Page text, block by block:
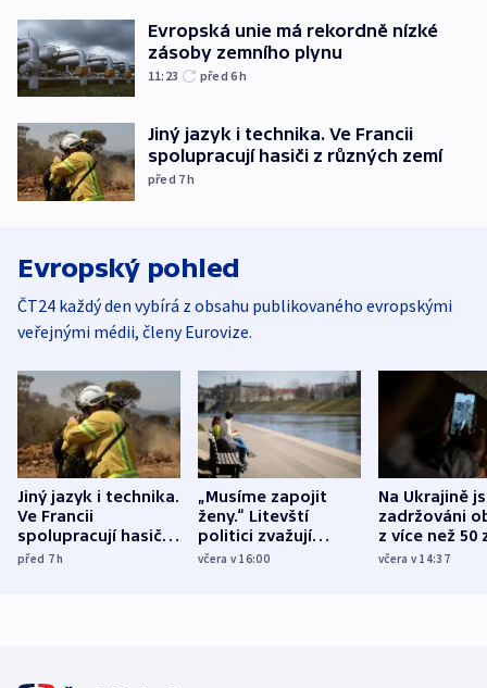
Evropská unie má rekordně nízké
zásoby zemního plynu
11:23 před 6h
Jiný jazyk i technika. Ve Francii
spolupracují hasiči z různých zemí
před 7h
Evropský pohled
ČT24 každý den vybírá z obsahu publikovaného evropskými
veřejnými médii, členy Eurovize.
Jiný jazyk i technika.
Ve Francii
spolupracují hasiči z
různých zemí
před 7h
„Musíme zapojit
ženy.“ Litevští
politici zvažují
dohodu o
včera v 16:00
Na Ukrajině
zadržováni
z více než 50
Bojovali na
včera v 14:37